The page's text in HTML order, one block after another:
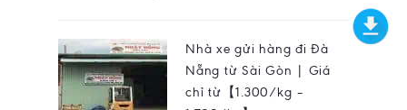
Nhà xe gửi hàng đi Đà
Nẵng từ Sài Gòn | Giá
chỉ từ【1.300/kg –